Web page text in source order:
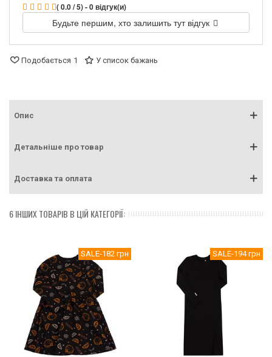
( 0.0 / 5) - 0 відгук(и)
Будьте першим, хто залишить тут відгук
Подобається 1 У список бажань
Опис
Детальніше про товар
Доставка та оплата
6 ІНШИХ ТОВАРІВ В ЦІЙ КАТЕГОРІЇ:
SALE-182 грн SALE-194 грн